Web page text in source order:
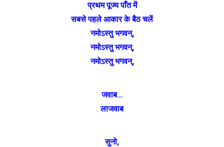
प्रथम पूज्य पाँत में
सबसे पहले आकार के बैठ चलें
नमोऽस्तु भगवन्,
नमोऽस्तु भगवन्,
नमोऽस्तु भगवन्,
जवाब…
लाजवाब
सुनो,